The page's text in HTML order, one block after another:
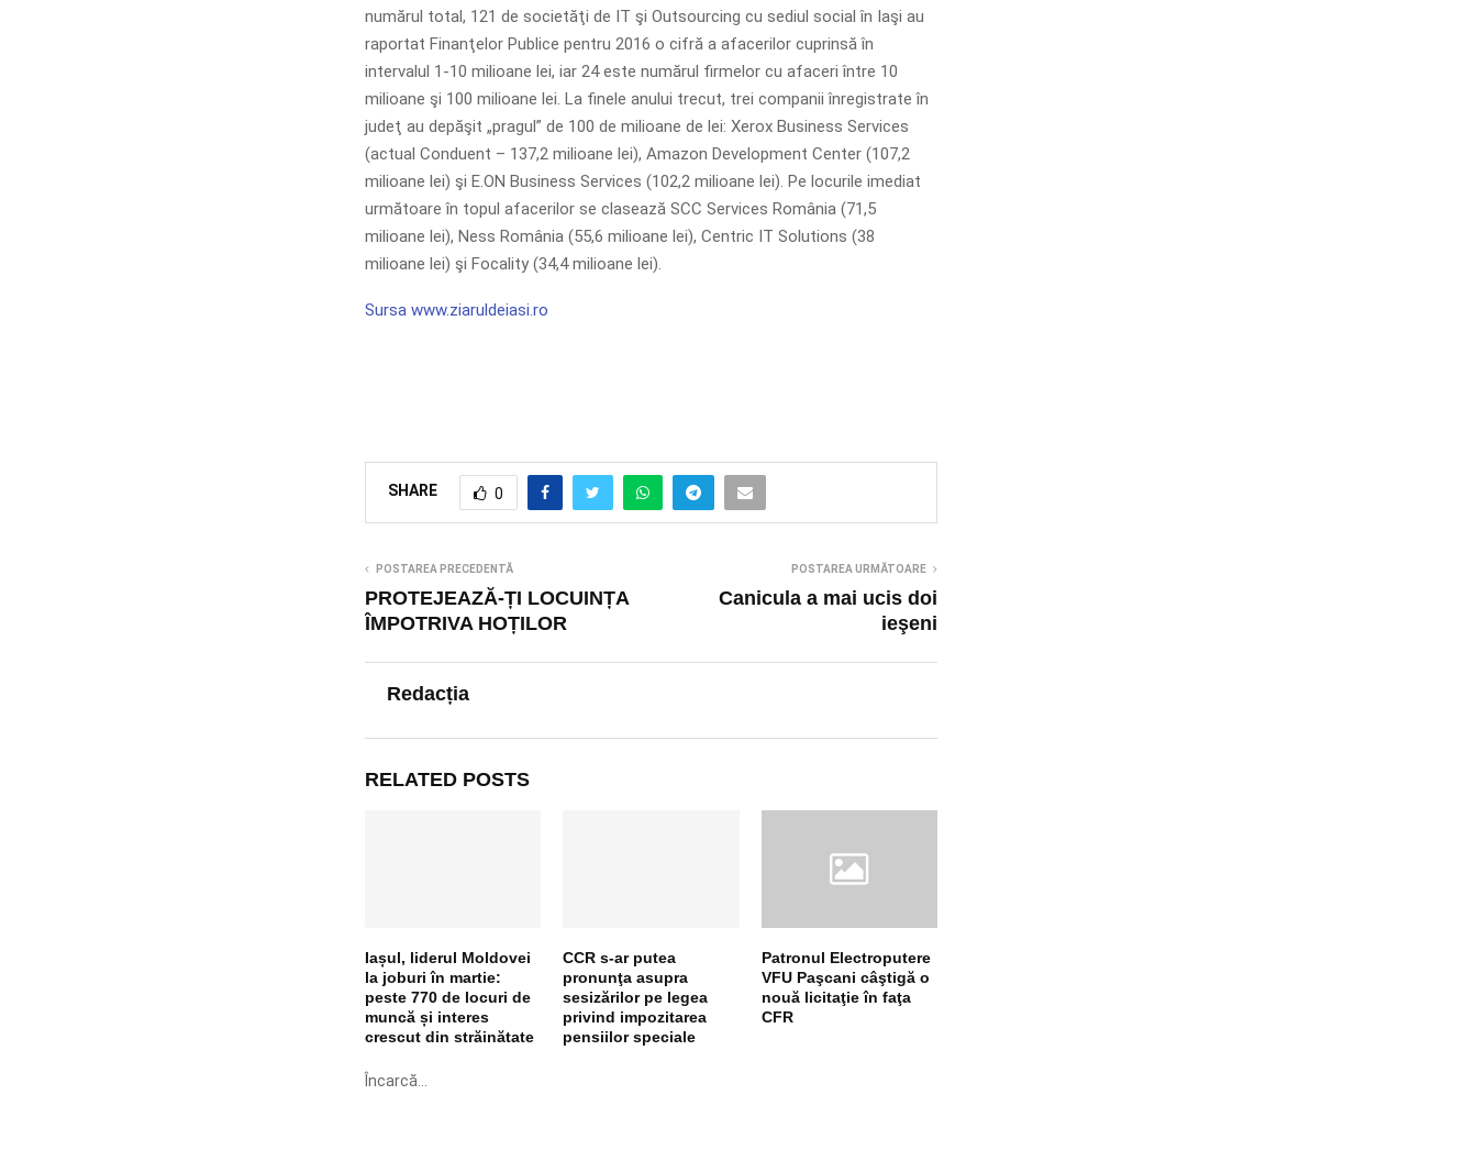
numărul total, 121 de societăţi de IT şi Outsourcing cu sediul social în Iaşi au
raportat Finanţelor Publice pentru 2016 o cifră a afacerilor cuprinsă în
intervalul 1-10 milioane lei, iar 24 este numărul firmelor cu afaceri între 10
milioane şi 100 milioane lei. La finele anului trecut, trei companii înregistrate în
judeţ au depăşit „pragul” de 100 de milioane de lei: Xerox Business Services
(actual Conduent – 137,2 milioane lei), Amazon Development Center (107,2
milioane lei) şi E.ON Business Services (102,2 milioane lei). Pe locurile imediat
următoare în topul afacerilor se clasează SCC Services România (71,5
milioane lei), Ness România (55,6 milioane lei), Centric IT Solutions (38
milioane lei) şi Focality (34,4 milioane lei).
Sursa www.ziaruldeiasi.ro
SHARE 0
POSTAREA PRECEDENTĂ
PROTEJEAZĂ-ȚI LOCUINȚA
ÎMPOTRIVA HOȚILOR
POSTAREA URMĂTOARE
Canicula a mai ucis doi
ieşeni
Redacția
RELATED POSTS
Iașul, liderul Moldovei
la joburi în martie:
peste 770 de locuri de
muncă și interes
crescut din străinătate
CCR s-ar putea
pronunţa asupra
sesizărilor pe legea
privind impozitarea
pensiilor speciale
Patronul Electroputere
VFU Paşcani câştigă o
nouă licitaţie în faţa
CFR
Încarcă...